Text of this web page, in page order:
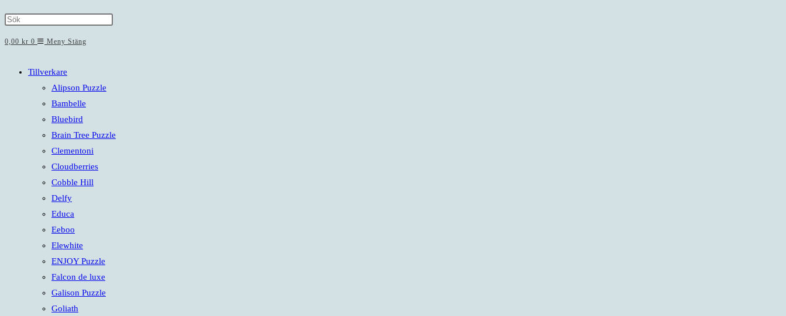
webbplatssökning
0,00 kr 0 Meny Stäng
Tillverkare
Alipson Puzzle
Bambelle
Bluebird
Brain Tree Puzzle
Clementoni
Cloudberries
Cobble Hill
Delfy
Educa
Eeboo
Elewhite
ENJOY Puzzle
Falcon de luxe
Galison Puzzle
Goliath